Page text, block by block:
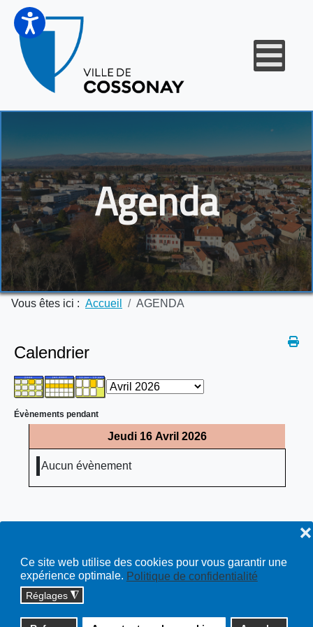
Ce site web utilise des cookies pour vous garantir une
expérience optimale. Politique de confidentialité
Réglages ◮
❌
Agenda
Vous êtes ici : Accueil AGENDA
Calendrier
Évènements pendant
Jeudi 16 Avril 2026
Aucun évènement
Copyright © 2026 cossonay.ch - tous droits réservés | site :